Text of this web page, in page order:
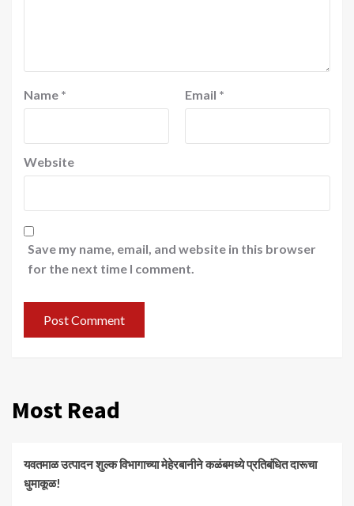
Name * Email *
Website
Save my name, email, and website in this browser
for the next time I comment.
Most Read
यवतमाळ उत्पादन शुल्क विभागाच्या मेहेरबानीने कळंबमध्ये प्रतिबंधित दारूचा
धुमाकूळ!